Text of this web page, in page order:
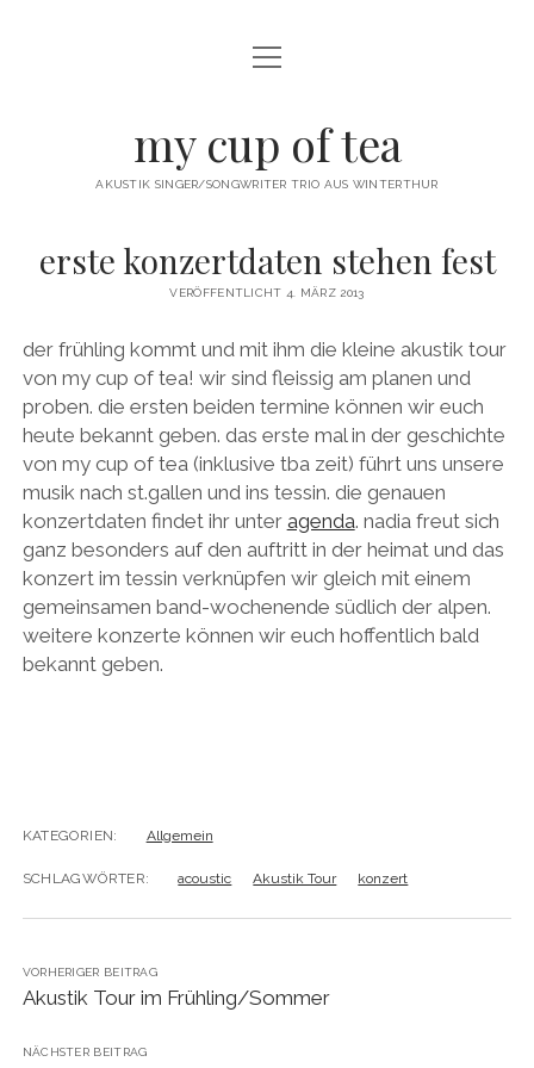
Menü
öffnen
my cup of tea
AKUSTIK SINGER/SONGWRITER TRIO AUS WINTERTHUR
erste konzertdaten stehen fest
VERÖFFENTLICHT 4. MÄRZ 2013
der frühling kommt und mit ihm die kleine akustik tour
von my cup of tea! wir sind fleissig am planen und
proben. die ersten beiden termine können wir euch
heute bekannt geben. das erste mal in der geschichte
von my cup of tea (inklusive tba zeit) führt uns unsere
musik nach st.gallen und ins tessin. die genauen
konzertdaten findet ihr unter agenda. nadia freut sich
ganz besonders auf den auftritt in der heimat und das
konzert im tessin verknüpfen wir gleich mit einem
gemeinsamen band-wochenende südlich der alpen.
weitere konzerte können wir euch hoffentlich bald
bekannt geben.
KATEGORIEN: Allgemein
SCHLAGWÖRTER: acoustic Akustik Tour konzert
VORHERIGER BEITRAG
Akustik Tour im Frühling/Sommer
NÄCHSTER BEITRAG